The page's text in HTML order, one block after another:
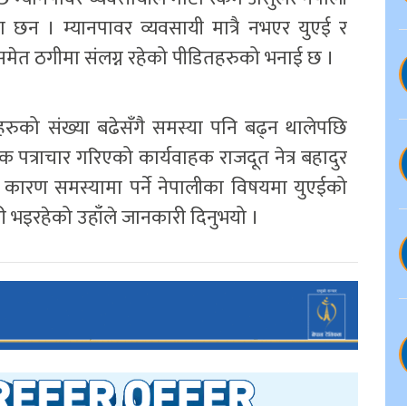
। म्यानपावर व्यवसायी मात्रै नभएर युएई र
ठगीमा संलग्न रहेको पीडितहरुको भनाई छ ।
संख्या बढेसँगै समस्या पनि बढ्न थालेपछि
गरिएको कार्यवाहक राजदूत नेत्र बहादुर
समस्यामा पर्ने नेपालीका विषयमा युएईको
उहाँले जानकारी दिनुभयो ।